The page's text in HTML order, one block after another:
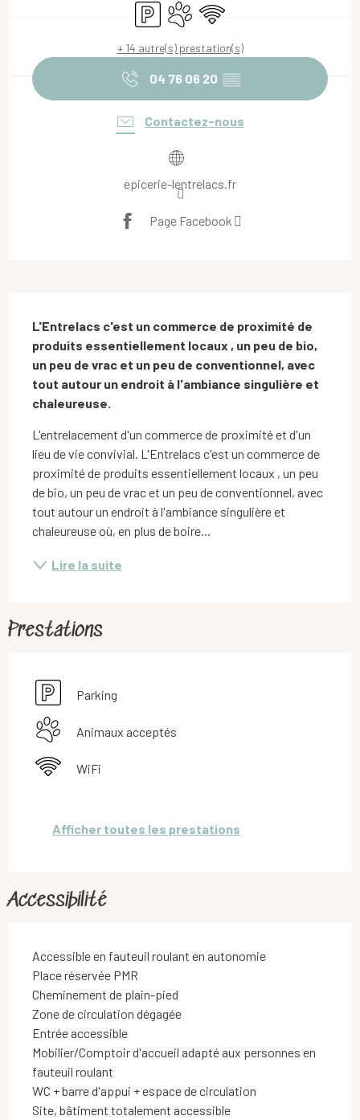
ParkingAnimaux acceptés
WiFi
+ 14 autre(s) prestation(s)
04 76 06 20 ▒▒
Contactez-nous
epicerie-lentrelacs.fr
Page Facebook
L'Entrelacs c'est un commerce de proximité de
produits essentiellement locaux , un peu de bio,
un peu de vrac et un peu de conventionnel, avec
tout autour un endroit à l'ambiance singulière et
chaleureuse.
L'entrelacement d'un commerce de proximité et d'un
lieu de vie convivial. L'Entrelacs c'est un commerce de
proximité de produits essentiellement locaux , un peu
de bio, un peu de vrac et un peu de conventionnel, avec
tout autour un endroit à l'ambiance singulière et
chaleureuse où, en plus de boire...
Lire la suite
Prestations
Parking
Animaux acceptés
WiFi
Afficher toutes les prestations
Accessibilité
Accessible en fauteuil roulant en autonomie
Place réservée PMR
Cheminement de plain-pied
Zone de circulation dégagée
Entrée accessible
Mobilier/Comptoir d'accueil adapté aux personnes en
fauteuil roulant
WC + barre d'appui + espace de circulation
Site, bâtiment totalement accessible